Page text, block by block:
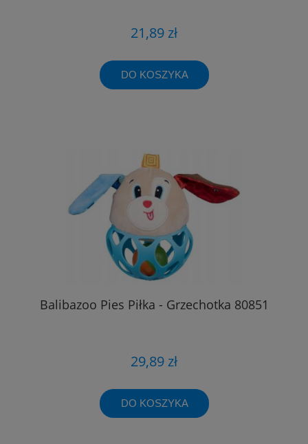
21,89 zł
DO KOSZYKA
Balibazoo Pies Piłka - Grzechotka 80851
29,89 zł
DO KOSZYKA